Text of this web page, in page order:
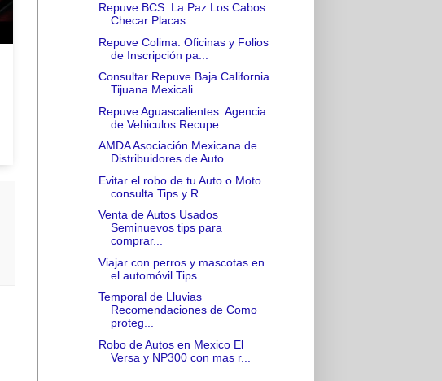
Repuve BCS: La Paz Los Cabos
Checar Placas
Repuve Colima: Oficinas y Folios
de Inscripción pa...
Consultar Repuve Baja California
Tijuana Mexicali ...
Repuve Aguascalientes: Agencia
de Vehiculos Recupe...
AMDA Asociación Mexicana de
Distribuidores de Auto...
Evitar el robo de tu Auto o Moto
consulta Tips y R...
Venta de Autos Usados
Seminuevos tips para
comprar...
Viajar con perros y mascotas en
el automóvil Tips ...
Temporal de Lluvias
Recomendaciones de Como
proteg...
Robo de Autos en Mexico El
Versa y NP300 con mas r...